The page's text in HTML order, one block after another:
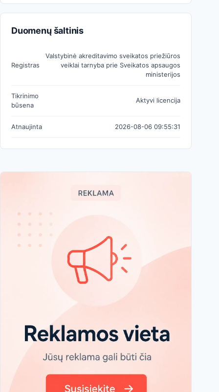
Duomenų šaltinis
Registras
Valstybinė akreditavimo sveikatos priežiūros
veiklai tarnyba prie Sveikatos apsaugos
ministerijos
Tikrinimo
būsena
Aktyvi licencija
Atnaujinta 2026-08-06 09:55:31